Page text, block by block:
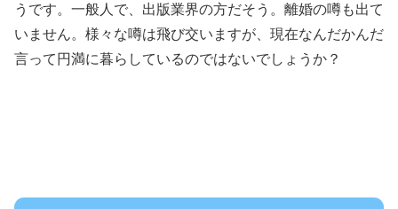
うです。一般人で、出版業界の方だそう。離婚の噂も出て
いません。様々な噂は飛び交いますが、現在なんだかんだ
言って円満に暮らしているのではないでしょうか？